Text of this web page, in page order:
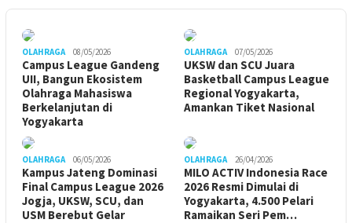
OLAHRAGA 08/05/2026
Campus League Gandeng
UII, Bangun Ekosistem
Olahraga Mahasiswa
Berkelanjutan di
Yogyakarta
OLAHRAGA 07/05/2026
UKSW dan SCU Juara
Basketball Campus League
Regional Yogyakarta,
Amankan Tiket Nasional
OLAHRAGA 06/05/2026
Kampus Jateng Dominasi
Final Campus League 2026
Jogja, UKSW, SCU, dan
USM Berebut Gelar
OLAHRAGA 26/04/2026
MILO ACTIV Indonesia Race
2026 Resmi Dimulai di
Yogyakarta, 4.500 Pelari
Ramaikan Seri Pem…